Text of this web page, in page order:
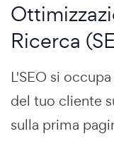
Ricerca
L'SEO si
del tuo cliente
sulla prima